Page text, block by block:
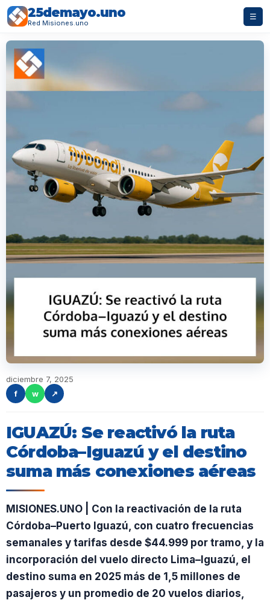
25demayo.uno
Red Misiones.uno
☰
diciembre 7, 2025
f
w ↗
IGUAZÚ: Se reactivó la ruta
Córdoba–Iguazú y el destino
suma más conexiones aéreas
MISIONES.UNO | Con la reactivación de la ruta
Córdoba–Puerto Iguazú, con cuatro frecuencias
semanales y tarifas desde $44.999 por tramo, y la
incorporación del vuelo directo Lima–Iguazú, el
destino suma en 2025 más de 1,5 millones de
pasajeros y un promedio de 20 vuelos diarios,